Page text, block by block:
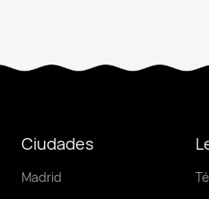
Ciudades
Madrid